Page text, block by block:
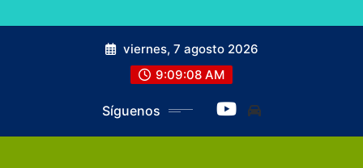
viernes, 7 agosto 2026
9:09:09 AM
Síguenos